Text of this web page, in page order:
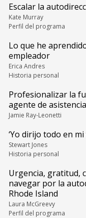
Escalar la
Kate Murray
Perfil del programa
Lo que he
empleador
Erica Andres
Historia personal
Profesionalizar la
agente de
Jamie Ray-Leonetti
‘Yo dirijo todo en mi
Stewart Jones
Historia personal
Urgencia, gratitud,
navegar por la
Rhode Island
Laura McGreevy
Perfil del programa